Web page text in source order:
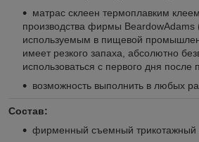
матрас склеен термоплавким
производства фирмы BeardowAdams
используемым в пищевой
имеет резкого запаха, абсолютно
использоваться с первого дня после
возможность выполнить в любых
Состав:
фирменный съемный трикотажный